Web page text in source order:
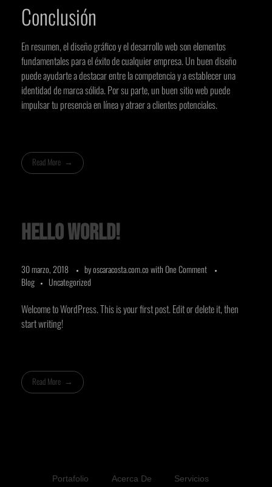
Conclusión
En resumen, el diseño gráfico y el desarrollo web son elementos
fundamentales para el éxito de cualquier empresa. Un buen diseño
puede ayudarte a destacar entre la competencia y a establecer una
identidad de marca sólida. Por su parte, un buen sitio web puede
impulsar tu presencia en línea y atraer a clientes potenciales.
Read More
Hello world!
30 marzo, 2018 byoscaracosta.com.cowithOne Comment
Blog
Uncategorized
Welcome to WordPress. This is your first post. Edit or delete it, then
start writing!
Read More
Portafolio Acerca De Servicios